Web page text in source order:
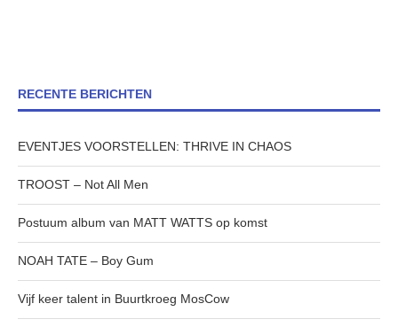
RECENTE BERICHTEN
EVENTJES VOORSTELLEN: THRIVE IN CHAOS
TROOST – Not All Men
Postuum album van MATT WATTS op komst
NOAH TATE – Boy Gum
Vijf keer talent in Buurtkroeg MosCow